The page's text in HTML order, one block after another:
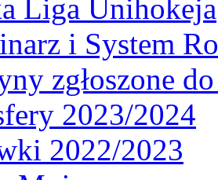
Liga Unihokeja
i System
zgłoszone
2023/2024
2022/2023